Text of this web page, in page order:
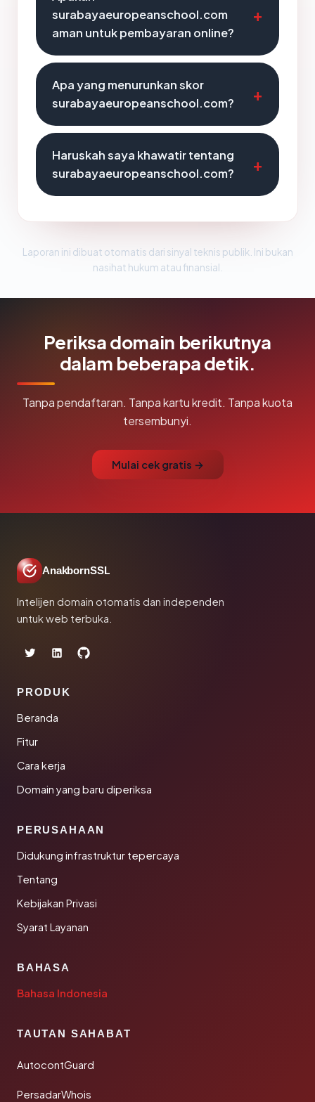
surabayaeuropeanschool.com
aman untuk pembayaran online?
Apa yang menurunkan skor
surabayaeuropeanschool.com?
Haruskah saya khawatir tentang
surabayaeuropeanschool.com?
Laporan ini dibuat otomatis dari sinyal teknis publik. Ini bukan
nasihat hukum atau finansial.
Periksa domain berikutnya
dalam beberapa detik.
Tanpa pendaftaran. Tanpa kartu kredit. Tanpa kuota
tersembunyi.
Mulai cek gratis →
AnakbornSSL
Intelijen domain otomatis dan independen
untuk web terbuka.
PRODUK
Beranda
Fitur
Cara kerja
Domain yang baru diperiksa
PERUSAHAAN
Didukung infrastruktur tepercaya
Tentang
Kebijakan Privasi
Syarat Layanan
BAHASA
Bahasa Indonesia
TAUTAN SAHABAT
AutocontGuard
PersadarWhois